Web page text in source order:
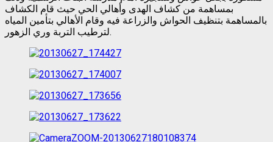
بمساهمة من كشاف الهدى وأهالي الحي حيث قام الكشاف
بالمساهمة بتنظيف الحواش والزراعة فيه وقام الأهالي بتأمين المياه
لترطيب التربة وري الزهور.